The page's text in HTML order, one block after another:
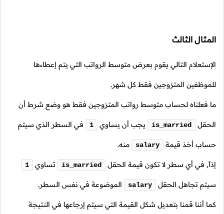
المثال الثالث
الإستعلام التالي يقوم بعرض متوسط الرواتب التي يتم إعطاءها
للموظفين المتزوجين فقط كل شهر.
ما فعلناه لحساب متوسط رواتب المتزوجين فقط هو وضع شرط أن
الحقل is_married يجب أن يساوي 1 في السطر الذي سيتم
حساب أخذ قيمة salary منه.
إذاً, في أي سطر لا تكون قيمة الحقل is_married تساوي 1
سيتم تجاهل الحقل salary الموضوعة في نفس السطر.
كما أننا قمنا بتعديل شكل القيمة التي سيتم إرجاعها في النتيجة